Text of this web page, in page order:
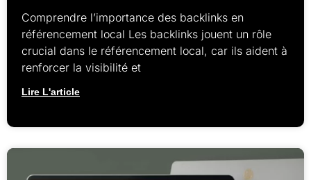
Comprendre l’importance des backlinks en
référencement local Les backlinks jouent un rôle
crucial dans le référencement local, car ils aident à
renforcer la visibilité et
Lire L'article